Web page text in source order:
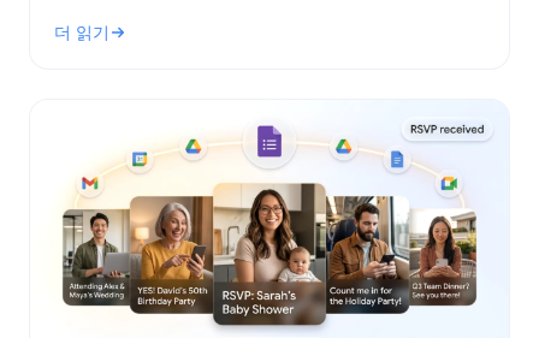
니다.
더 읽기
: 구글 설문지(Google Forms) 이메일 알림 설정: 응답 즉시 확인